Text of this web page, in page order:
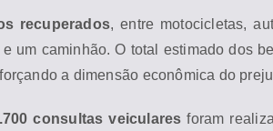
recuperados, entre motocicletas,
um caminhão. O total estimado dos
a dimensão econômica do
consultas veiculares foram